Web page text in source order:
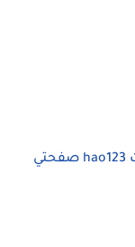
ابدء التصفح من هنا مدخلك لعالم الانترنت hao123 صفحتي